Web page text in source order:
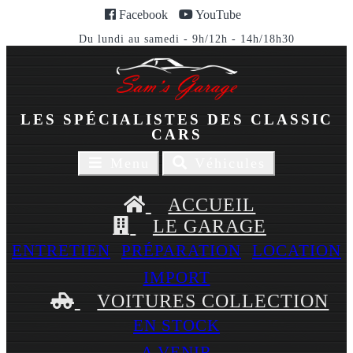
Facebook YouTube
Du lundi au samedi - 9h/12h - 14h/18h30
LES SPÉCIALISTES DES CLASSIC
CARS
navigaion
navigation
ACCUEIL
LE GARAGE
ENTRETIEN PRÉPARATION
LOCATION
IMPORT
VOITURES COLLECTION
EN STOCK